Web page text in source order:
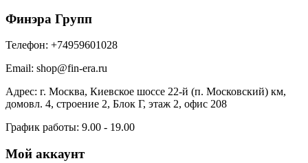
Финэра Групп
Телефон: +74959601028
Email: shop@fin-era.ru
Адрес: г. Москва, Киевское шоссе 22-й (п. Московский) км,
домовл. 4, строение 2, Блок Г, этаж 2, офис 208
График работы: 9.00 - 19.00
Мой аккаунт